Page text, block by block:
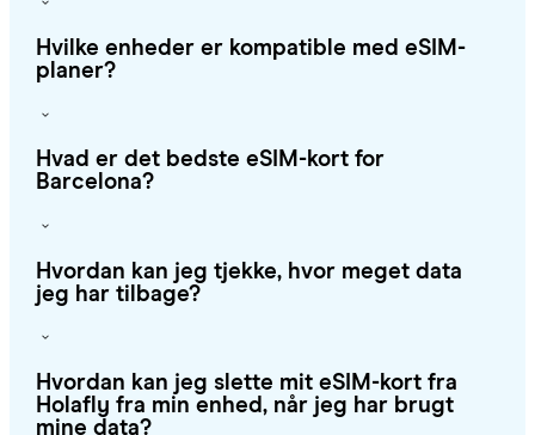
Hvilke enheder er kompatible med eSIM-
planer?
Hvad er det bedste eSIM-kort for
Barcelona?
Hvordan kan jeg tjekke, hvor meget data
jeg har tilbage?
Hvordan kan jeg slette mit eSIM-kort fra
Holafly fra min enhed, når jeg har brugt
mine data?